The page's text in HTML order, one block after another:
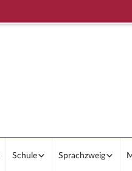
Schule Sprachzweig